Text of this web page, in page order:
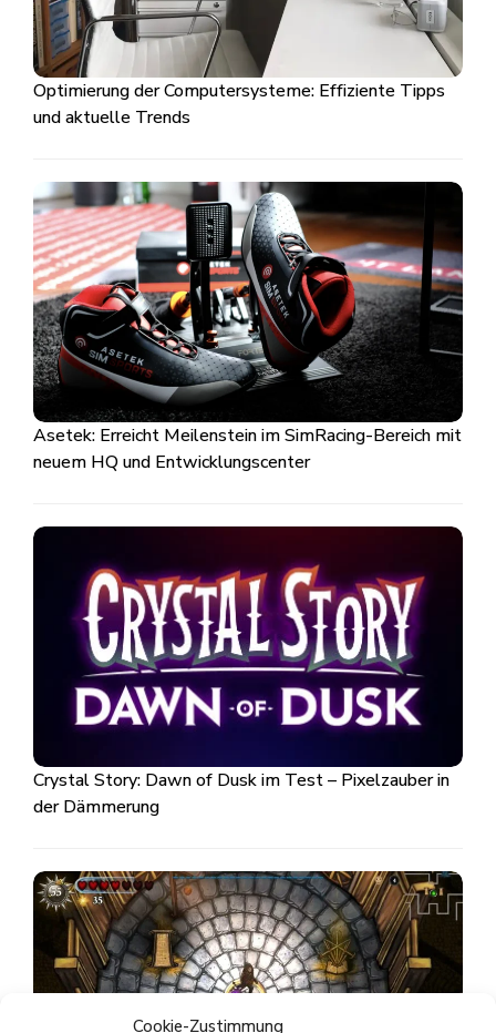
Cookie-Zustimmung
Optimierung der Computersysteme: Effiziente Tipps
und aktuelle Trends
Asetek: Erreicht Meilenstein im SimRacing-Bereich mit
neuem HQ und Entwicklungscenter
Crystal Story: Dawn of Dusk im Test – Pixelzauber in
der Dämmerung